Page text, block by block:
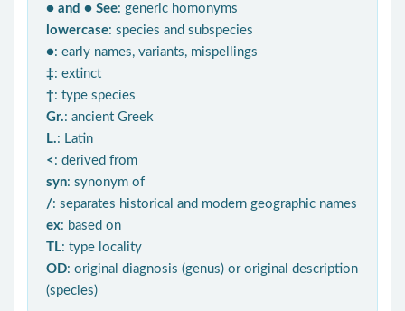
● and ● See: generic homonyms
lowercase: species and subspecies
●: early names, variants, mispellings
‡: extinct
†: type species
Gr.: ancient Greek
L.: Latin
< : derived from
syn: synonym of
/: separates historical and modern geographic names
ex: based on
TL: type locality
OD: original diagnosis (genus) or original description
(species)